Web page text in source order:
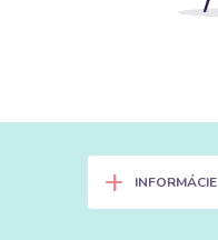
+ INFORMÁCIE